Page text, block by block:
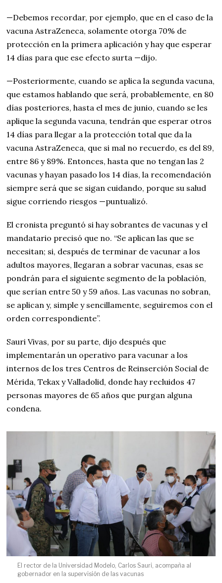
—Debemos recordar, por ejemplo, que en el caso de la
vacuna AstraZeneca, solamente otorga 70% de
protección en la primera aplicación y hay que esperar
14 días para que ese efecto surta —dijo.
—Posteriormente, cuando se aplica la segunda vacuna,
que estamos hablando que será, probablemente, en 80
días posteriores, hasta el mes de junio, cuando se les
aplique la segunda vacuna, tendrán que esperar otros
14 días para llegar a la protección total que da la
vacuna AstraZeneca, que si mal no recuerdo, es del 89,
entre 86 y 89%. Entonces, hasta que no tengan las 2
vacunas y hayan pasado los 14 días, la recomendación
siempre será que se sigan cuidando, porque su salud
sigue corriendo riesgos —puntualizó.
El cronista preguntó si hay sobrantes de vacunas y el
mandatario precisó que no. “Se aplican las que se
necesitan; si, después de terminar de vacunar a los
adultos mayores, llegaran a sobrar vacunas, esas se
pondrán para el siguiente segmento de la población,
que serían entre 50 y 59 años. Las vacunas no sobran,
se aplican y, simple y sencillamente, seguiremos con el
orden correspondiente”.
Sauri Vivas, por su parte, dijo después que
implementarán un operativo para vacunar a los
internos de los tres Centros de Reinserción Social de
Mérida, Tekax y Valladolid, donde hay recluidos 47
personas mayores de 65 años que purgan alguna
condena.
El rector de la Universidad Modelo, Carlos Sauri, acompaña al
gobernador en la supervisión de las vacunas